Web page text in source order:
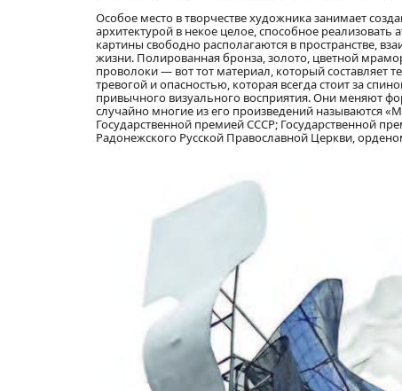
Особое место в творчестве художника занимает
архитектурой в некое целое, способное
картины свободно располагаются в пространстве,
жизни. Полированная бронза, золото, цветной
проволоки — вот тот материал, который составляет
тревогой и опасностью, которая всегда стоит за
привычного визуального восприятия. Они меняют
случайно многие из его произведений называются
Государственной премией СССР; Государственной
Радонежского Русской Православной Церкви,